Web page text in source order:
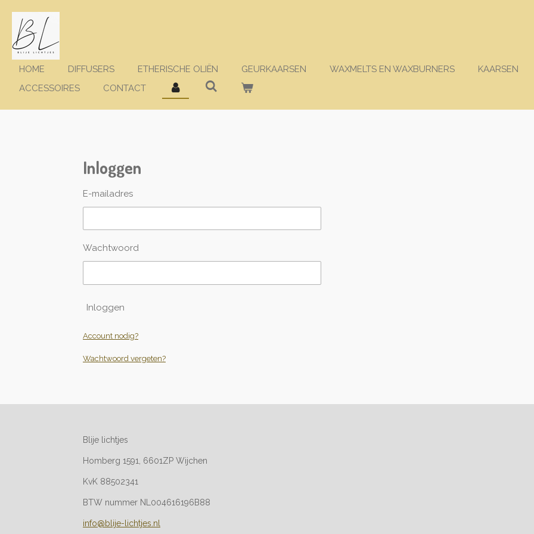
Ga
direct
naar
de
hoofdinhoud
HOME DIFFUSERS ETHERISCHE OLIËN GEURKAARSEN WAXMELTS EN WAXBURNERS KAARSEN
ACCESSOIRES
CONTACT
Inloggen
E-mailadres
Wachtwoord
Inloggen
Account nodig?
Wachtwoord vergeten?
Blije lichtjes
Homberg 1591, 6601ZP Wijchen
KvK 88502341
BTW nummer NL004616196B88
info@blije-lichtjes.nl